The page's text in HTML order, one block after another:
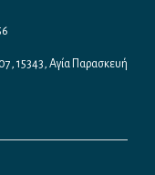
15343, Αγία Παρασκευή